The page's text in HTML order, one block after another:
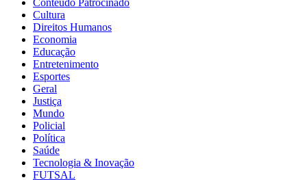
Conteúdo Patrocinado
Cultura
Direitos Humanos
Economia
Educação
Entretenimento
Esportes
Geral
Justiça
Mundo
Policial
Política
Saúde
Tecnologia & Inovação
FUTSAL